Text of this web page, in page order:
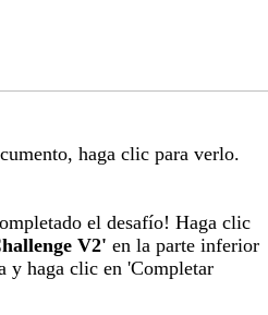
haga clic para verlo.
el desafío! Haga clic
V2' en la parte inferior
y haga clic en 'Completar